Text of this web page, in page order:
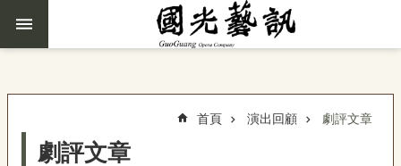
跳到主要內容區塊
尋
首頁 演出回顧 劇評文章
劇評文章